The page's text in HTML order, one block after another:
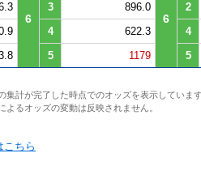
6 6
3 896.0
2
4 622.3
4
5 1179 5
集計が完了した時点でのオッズを表示していま
よるオッズの変動は反映されません。
こちら